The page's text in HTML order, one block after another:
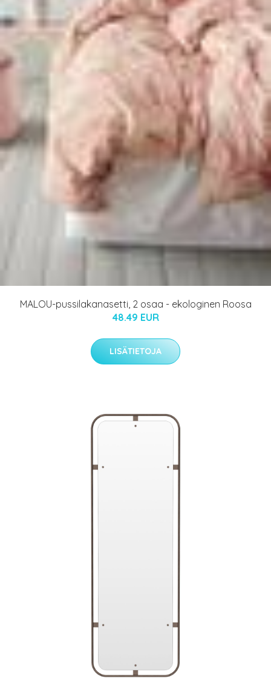
MALOU-pussilakanasetti, 2 osaa - ekologinen Roosa
48.49 EUR
LISÄTIETOJA